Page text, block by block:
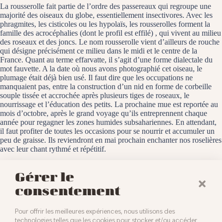
Gérer le
consentement
Pour offrir les meilleures expériences, nous utilisons des
La rousserolle fait partie de l’ordre des passereaux qui regroupe une
majorité des oiseaux du globe, essentiellement insectivores. Avec les
phragmites, les cisticoles ou les hypolaïs, les rousserolles forment la
famille des acrocéphalies (dont le profil est effilé) , qui vivent au milieu
des roseaux et des joncs. Le nom rousserolle vient d’ailleurs de rouche
qui désigne précisément ce milieu dans le midi et le centre de la
France. Quant au terme effarvatte, il s’agit d’une forme dialectale du
mot fauvette. A la date où nous avons photographié cet oiseau, le
plumage était déjà bien usé. Il faut dire que les occupations ne
manquaient pas, entre la construction d’un nid en forme de corbeille
souple tissée et accrochée après plusieurs tiges de roseaux, le
nourrissage et l’éducation des petits. La prochaine mue est reportée au
mois d’octobre, après le grand voyage qu’ils entreprennent chaque
année pour regagner les zones humides subsahariennes. En attendant,
il faut profiter de toutes les occasions pour se nourrir et accumuler un
peu de graisse. Ils reviendront en mai prochain enchanter nos roselières
avec leur chant rythmé et répétitif.